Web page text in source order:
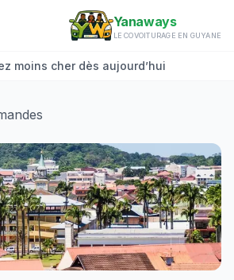
Yanaways
LE COVOITURAGE EN GUYANE
moins cher dès aujourd’hui